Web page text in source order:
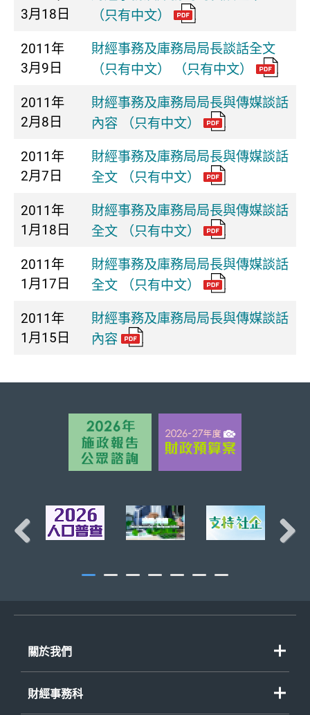
3月18日
（只有中文）
2011年
3月9日
財經事務及庫務局局長談話全文
（只有中文） （只有中文）
2011年
2月8日
財經事務及庫務局局長與傳媒談話
內容 （只有中文）
2011年
2月7日
財經事務及庫務局局長與傳媒談話
全文 （只有中文）
2011年
1月18日
財經事務及庫務局局長與傳媒談話
全文 （只有中文）
2011年
1月17日
財經事務及庫務局局長與傳媒談話
全文 （只有中文）
2011年
1月15日
財經事務及庫務局局長與傳媒談話
內容
頁首
關於我們
財經事務科